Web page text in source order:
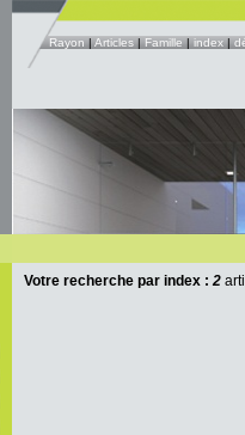
Rayon|Articles|Famille|index|
Votre recherche par index : 2